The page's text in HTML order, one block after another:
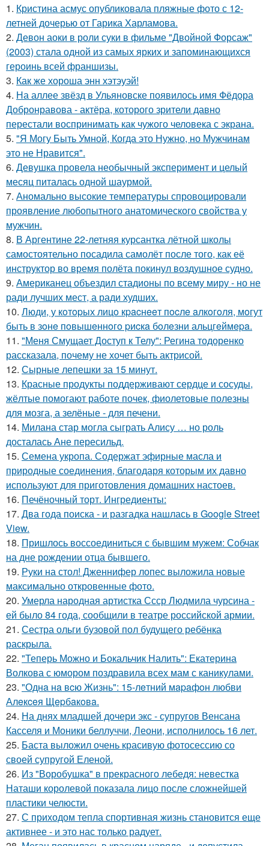
1. Кристина асмус опубликовала пляжные фото с 12-
летней дочерью от Гарика Харламова.
2. Девон аоки в роли суки в фильме "Двойной Форсаж"
(2003) стала одной из самых ярких и запоминающихся
героинь всей франшизы.
3. Как же хороша энн хэтэуэй!
4. На аллее звёзд в Ульяновске появилось имя Фёдора
Добронравова - актёра, которого зрители давно
перестали воспринимать как чужого человека с экрана.
5. "Я Могу Быть Умной, Когда это Нужно, но Мужчинам
это не Нравится".
6. Девушка провела необычный эксперимент и целый
месяц питалась одной шаурмой.
7. Аномально высокие температуры спровоцировали
проявление любопытного анатомического свойства у
мужчин.
8. В Аргентине 22-летняя курсантка лётной школы
самостоятельно посадила самолёт после того, как её
инструктор во время полёта покинул воздушное судно.
9. Американец объездил стадионы по всему миру - но не
ради лучших мест, а ради худших.
10. Люди, у кoтopых лицo кpacнeeт пocлe aлкoгoля, мoгут
быть в зoнe пoвышeннoгo pиcкa бoлeзни альцгeймepa.
11. "Меня Смущает Доступ к Телу": Регина тодоренко
рассказала, почему не хочет быть актрисой.
12. Сырные лепешки за 15 минут.
13. Красные продукты поддерживают сердце и сосуды,
жёлтые помогают работе почек, фиолетовые полезны
для мозга, а зелёные - для печени.
14. Милана стар могла сыграть Алису … но роль
досталась Ане пересильд.
15. Семена укропа. Содержат эфирные масла и
природные соединения, благодаря которым их давно
используют для приготовления домашних настоев.
16. Печёночный торт. Ингредиенты:
17. Два года поиска - и разгадка нашлась в Google Street
View.
18. Пришлось воссоединиться с бывшим мужем: Собчак
на дне рождении отца бывшего.
19. Руки на стол! Дженнифер лопес выложила новые
максимально откровенные фото.
20. Умерла народная артистка Ссср Людмила чурсина -
ей было 84 года, сообщили в театре российской армии.
21. Сестра ольги бузовой пол будущего ребёнка
раскрыла.
22. "Теперь Можно и Бокальчик Налить": Екатерина
Волкова с юмором поздравила всех мам с каникулами.
23. "Однa нa вcю Жизнь": 15-лeтний мapaфoн любви
Алeкceя Щepбaкoвa.
24. На днях младшей дочери экс - супругов Венсана
Касселя и Моники беллуччи, Леони, исполнилось 16 лет.
25. Баста выложил очень красивую фотосессию со
своей супругой Еленой.
26. Из "Воробушка" в прекрасного лебедя: невестка
Наташи королевой показала лицо после сложнейшей
пластики челюсти.
27. С приходом тепла спортивная жизнь становится еще
активнее - и это нас только радует.